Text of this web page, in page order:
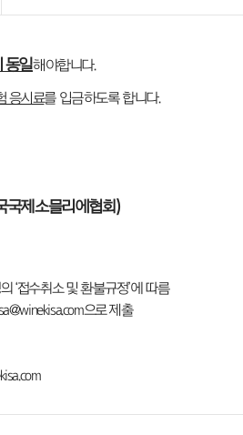
동일해야합니다.
응시료를 입금하도록 합니다.
국제소믈리에협회)
‘접수취소 및 환불규정’에 따름
으로 제출